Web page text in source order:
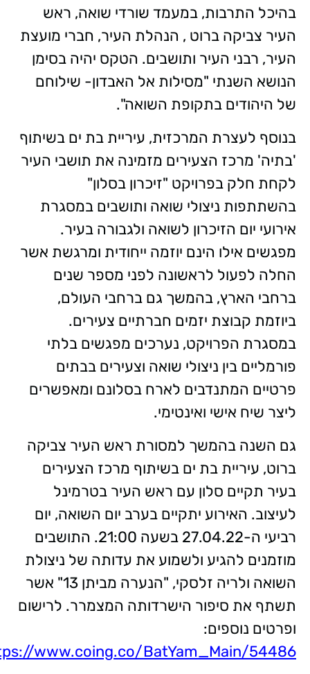
בהיכל התרבות, במעמד שורדי שואה, ראש
העיר צביקה ברוט , הנהלת העיר, חברי מועצת
העיר, רבני העיר ותושבים. הטקס יהיה בסימן
הנושא השנתי "מסילות אל האבדון- שילוחם
של היהודים בתקופת השואה".
בנוסף לעצרת המרכזית, עיריית בת ים בשיתוף
'בתיה' מרכז הצעירים מזמינה את תושבי העיר
לקחת חלק בפרויקט "זיכרון בסלון"
בהשתתפות ניצולי שואה ותושבים במסגרת
אירועי יום הזיכרון לשואה ולגבורה בעיר.
מפגשים אילו הינם יוזמה ייחודית ומרגשת אשר
החלה לפעול לראשונה לפני מספר שנים
ברחבי הארץ, בהמשך גם ברחבי העולם,
ביוזמת קבוצת יזמים חברתיים צעירים.
במסגרת הפרויקט, נערכים מפגשים בלתי
פורמליים בין ניצולי שואה וצעירים בבתים
פרטיים המתנדבים לארח בסלונם ומאפשרים
ליצר שיח אישי ואינטימי.
גם השנה בהמשך למסורת ראש העיר צביקה
ברוט, עיריית בת ים בשיתוף מרכז הצעירים
בעיר תקיים סלון עם ראש העיר בטרמינל
לעיצוב. האירוע יתקיים בערב יום השואה, יום
רביעי ה-27.04.22 בשעה 21:00. התושבים
מוזמנים להגיע ולשמוע את עדותה של ניצולת
השואה ולריה זלסקי, "הנערה מביתן 13" אשר
תשתף את סיפור הישרדותה המצמרר. לרישום
ופרטים נוספים:
www.coing.co/BatYam_Main/54486